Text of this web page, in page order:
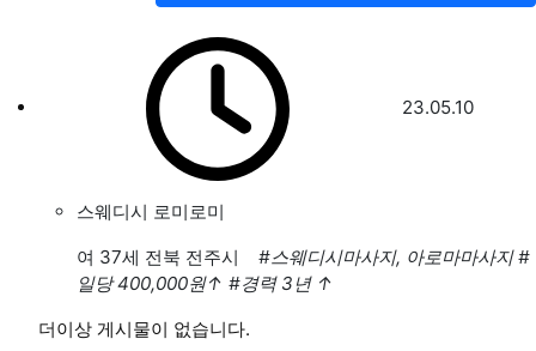
23.05.10
스웨디시 로미로미
여 37세 전북 전주시 #스웨디시마사지, 아로마마사지 #
일당 400,000원↑ #경력 3년 ↑
더이상 게시물이 없습니다.